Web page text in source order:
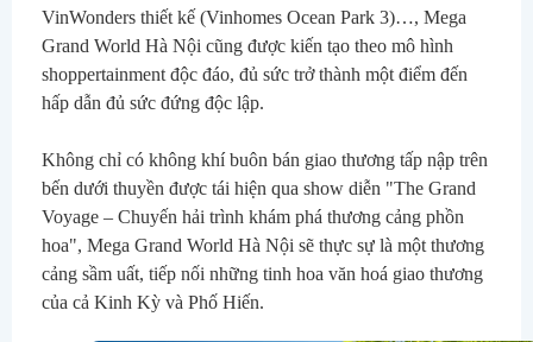
VinWonders thiết kế (Vinhomes Ocean Park 3)…, Mega
Grand World Hà Nội cũng được kiến tạo theo mô hình
shoppertainment độc đáo, đủ sức trở thành một điểm đến
hấp dẫn đủ sức đứng độc lập.
Không chỉ có không khí buôn bán giao thương tấp nập trên
bến dưới thuyền được tái hiện qua show diễn "The Grand
Voyage – Chuyến hải trình khám phá thương cảng phồn
hoa", Mega Grand World Hà Nội sẽ thực sự là một thương
cảng sầm uất, tiếp nối những tinh hoa văn hoá giao thương